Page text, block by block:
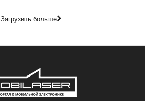
Загрузить больше